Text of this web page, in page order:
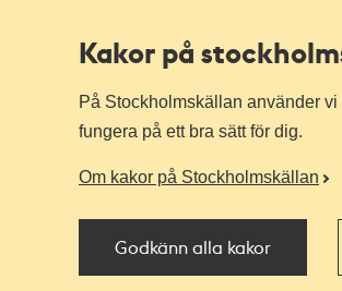
Kakor på
På Stockholmskällan använder
fungera på ett bra sätt för dig.
Om kakor på Stockholmskällan
Godkänn alla kakor